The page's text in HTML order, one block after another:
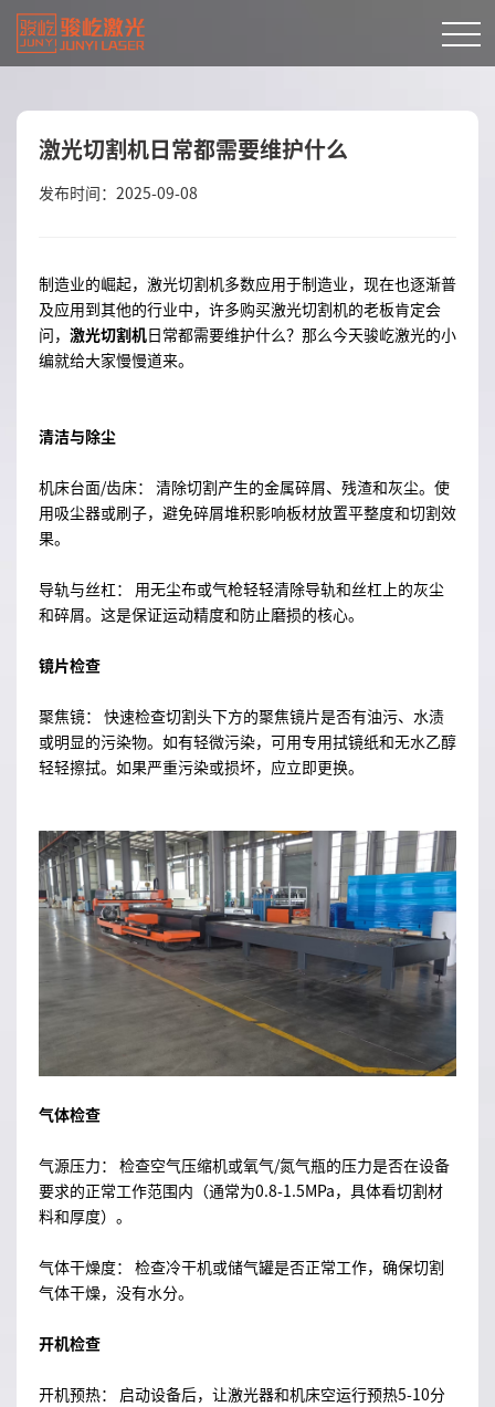
激光切割机日常都需要维护什么
发布时间：2025-09-08
制造业的崛起，激光切割机多数应用于制造业，现在也逐渐普
及应用到其他的行业中，许多购买激光切割机的老板肯定会
问， 激光切割机日常都需要维护什么？那么今天骏屹激光的小
编就给大家慢慢道来。
清洁与除尘
机床台面/齿床： 清除切割产生的金属碎屑、残渣和灰尘。使
用吸尘器或刷子，避免碎屑堆积影响板材放置平整度和切割效
果。
导轨与丝杠： 用无尘布或气枪轻轻清除导轨和丝杠上的灰尘
和碎屑。这是保证运动精度和防止磨损的核心。
镜片检查
聚焦镜： 快速检查切割头下方的聚焦镜片是否有油污、水渍
或明显的污染物。如有轻微污染，可用专用拭镜纸和无水乙醇
轻轻擦拭。如果严重污染或损坏，应立即更换。
气体检查
气源压力： 检查空气压缩机或氧气/氮气瓶的压力是否在设备
要求的正常工作范围内（通常为0.8-1.5MPa，具体看切割材
料和厚度）。
气体干燥度： 检查冷干机或储气罐是否正常工作，确保切割
气体干燥，没有水分。
开机检查
开机预热： 启动设备后，让激光器和机床空运行预热5-10分